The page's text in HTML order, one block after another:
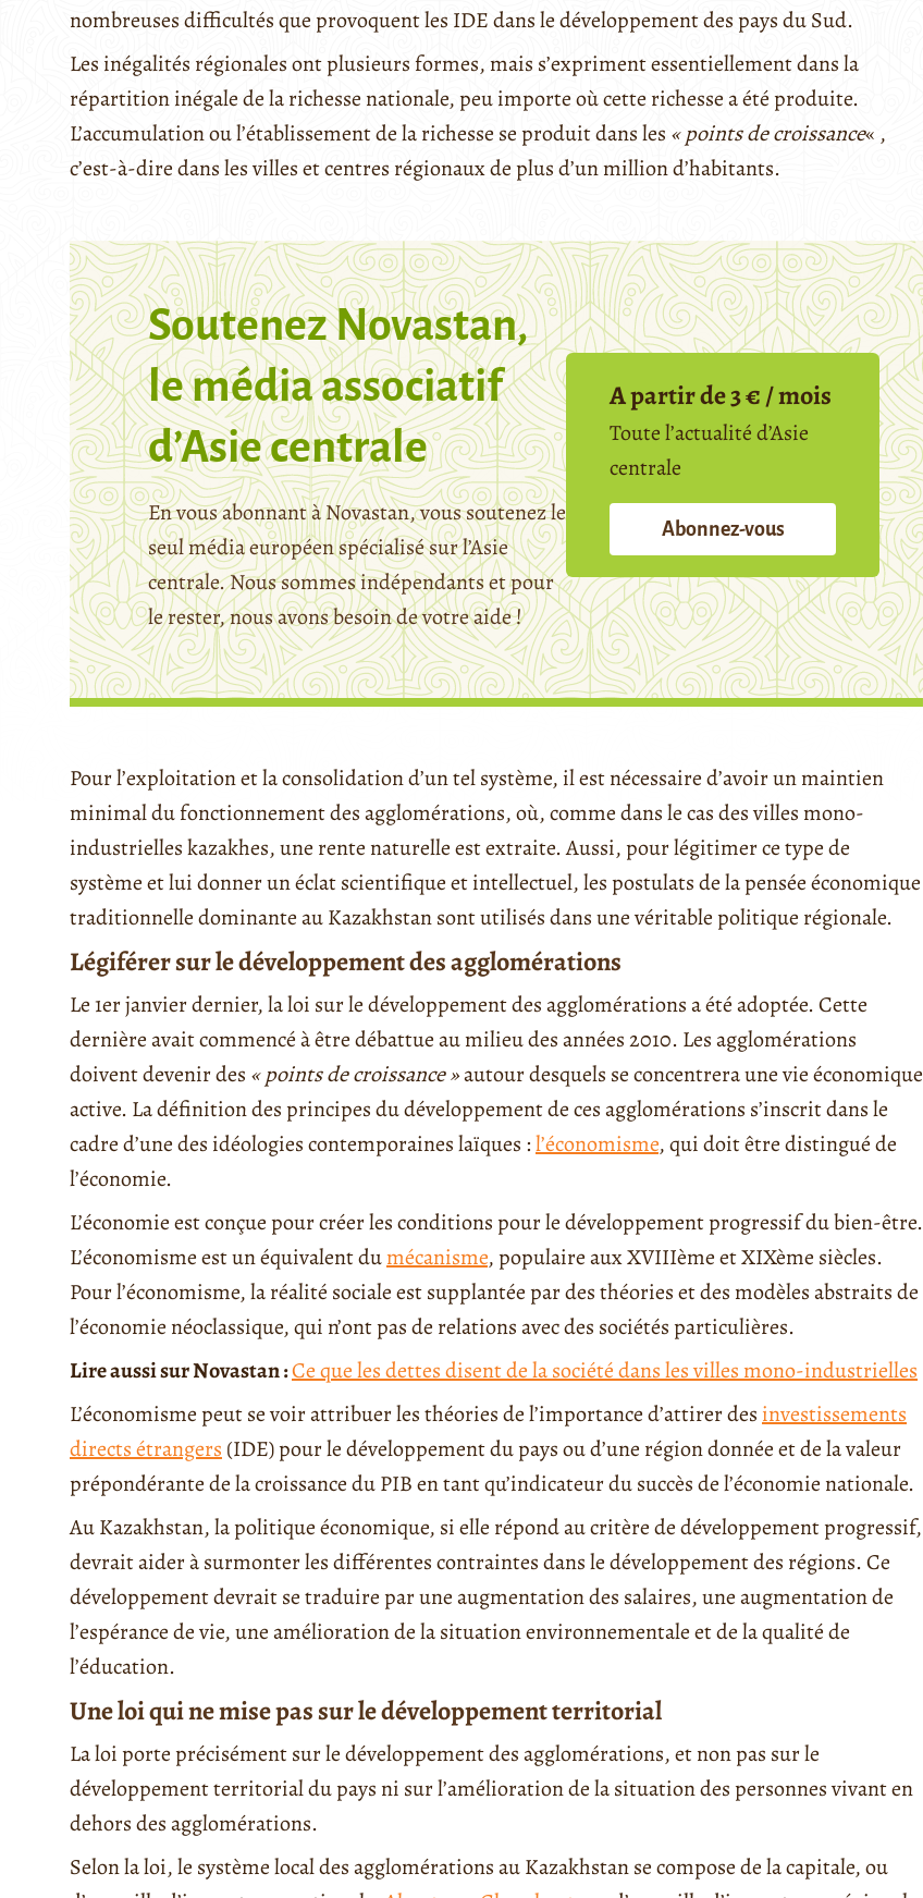
nombreuses difficultés que provoquent les IDE dans le développement des pays du Sud.
Les inégalités régionales ont plusieurs formes, mais s’expriment essentiellement dans la
répartition inégale de la richesse nationale, peu importe où cette richesse a été produite.
L’accumulation ou l’établissement de la richesse se produit dans les « points de croissance« ,
c’est-à-dire dans les villes et centres régionaux de plus d’un million d’habitants.
Soutenez Novastan,
le média associatif
d’Asie centrale
En vous abonnant à Novastan, vous soutenez le
seul média européen spécialisé sur l’Asie
centrale. Nous sommes indépendants et pour
le rester, nous avons besoin de votre aide !
A partir de 3 € / mois
Toute l’actualité d’Asie
centrale
Abonnez-vous
Pour l’exploitation et la consolidation d’un tel système, il est nécessaire d’avoir un maintien
minimal du fonctionnement des agglomérations, où, comme dans le cas des villes mono-
industrielles kazakhes, une rente naturelle est extraite. Aussi, pour légitimer ce type de
système et lui donner un éclat scientifique et intellectuel, les postulats de la pensée économique
traditionnelle dominante au Kazakhstan sont utilisés dans une véritable politique régionale.
Légiférer sur le développement des agglomérations
Le 1er janvier dernier, la loi sur le développement des agglomérations a été adoptée. Cette
dernière avait commencé à être débattue au milieu des années 2010. Les agglomérations
doivent devenir des « points de croissance »autour desquels se concentrera une vie économique
active. La définition des principes du développement de ces agglomérations s’inscrit dans le
cadre d’une des idéologies contemporaines laïques :l’économisme, qui doit être distingué de
l’économie.
L’économie est conçue pour créer les conditions pour le développement progressif du bien-être.
L’économisme est un équivalent dumécanisme, populaire aux XVIIIème et XIXème siècles.
Pour l’économisme, la réalité sociale est supplantée par des théories et des modèles abstraits de
l’économie néoclassique, qui n’ont pas de relations avec des sociétés particulières.
Lire aussi sur Novastan :Ce que les dettes disent de la société dans les villes mono-industrielles
L’économisme peut se voir attribuer les théories de l’importance d’attirer des investissements
directs étrangers (IDE) pour le développement du pays ou d’une région donnée et de la valeur
prépondérante de la croissance du PIB en tant qu’indicateur du succès de l’économie nationale.
Au Kazakhstan, la politique économique, si elle répond au critère de développement progressif,
devrait aider à surmonter les différentes contraintes dans le développement des régions. Ce
développement devrait se traduire par une augmentation des salaires, une augmentation de
l’espérance de vie, une amélioration de la situation environnementale et de la qualité de
l’éducation.
Une loi qui ne mise pas sur le développement territorial
La loi porte précisément sur le développement des agglomérations, et non pas sur le
développement territorial du pays ni sur l’amélioration de la situation des personnes vivant en
dehors des agglomérations.
Selon la loi, le système local des agglomérations au Kazakhstan se compose de la capitale, ou